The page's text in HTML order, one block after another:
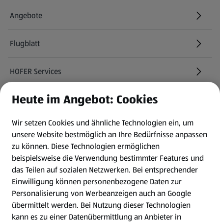
Angebote
Flugblatt
HOFER Services
Newsletter
WhatsApp
Gewinnspiele
Mein HOFER. Meine Einkäufe.
Meine Meinung. Mein HOFER.
Heute im Angebot: Cookies
Wir setzen Cookies und ähnliche Technologien ein, um
unsere Website bestmöglich an Ihre Bedürfnisse anpassen
zu können. Diese Technologien ermöglichen
beispielsweise die Verwendung bestimmter Features und
das Teilen auf sozialen Netzwerken. Bei entsprechender
Einwilligung können personenbezogene Daten zur
Personalisierung von Werbeanzeigen auch an Google
übermittelt werden. Bei Nutzung dieser Technologien
kann es zu einer Datenübermittlung an Anbieter in